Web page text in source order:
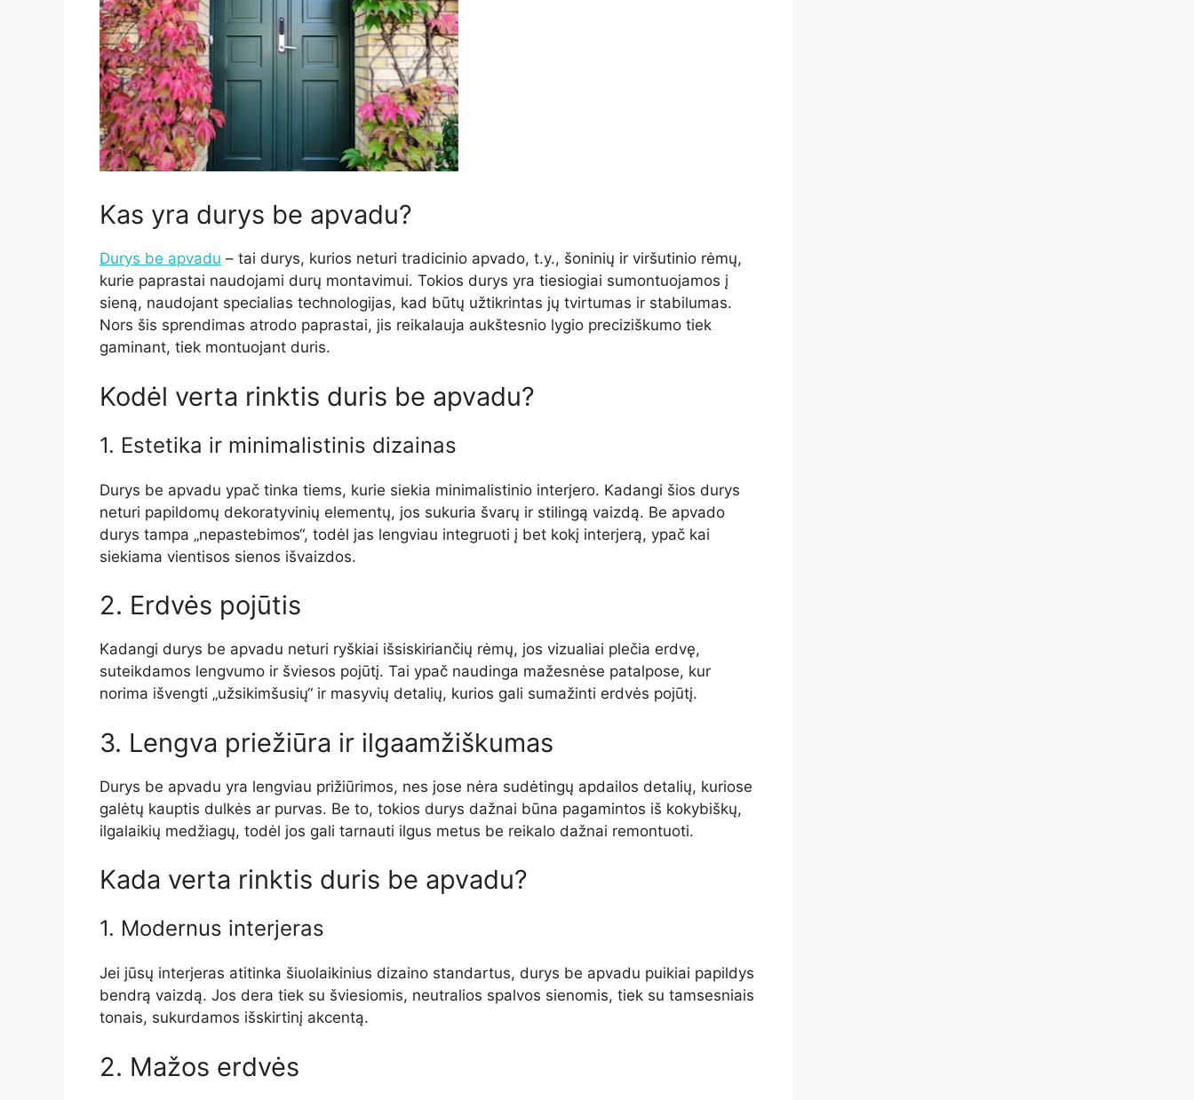
Kas yra durys be apvadu?
Durys be apvadu – tai durys, kurios neturi tradicinio apvado, t.y., šoninių ir viršutinio rėmų,
kurie paprastai naudojami durų montavimui. Tokios durys yra tiesiogiai sumontuojamos į
sieną, naudojant specialias technologijas, kad būtų užtikrintas jų tvirtumas ir stabilumas.
Nors šis sprendimas atrodo paprastai, jis reikalauja aukštesnio lygio preciziškumo tiek
gaminant, tiek montuojant duris.
Kodėl verta rinktis duris be apvadu?
1. Estetika ir minimalistinis dizainas
Durys be apvadu ypač tinka tiems, kurie siekia minimalistinio interjero. Kadangi šios durys
neturi papildomų dekoratyvinių elementų, jos sukuria švarų ir stilingą vaizdą. Be apvado
durys tampa „nepastebimos“, todėl jas lengviau integruoti į bet kokį interjerą, ypač kai
siekiama vientisos sienos išvaizdos.
2. Erdvės pojūtis
Kadangi durys be apvadu neturi ryškiai išsiskiriančių rėmų, jos vizualiai plečia erdvę,
suteikdamos lengvumo ir šviesos pojūtį. Tai ypač naudinga mažesnėse patalpose, kur
norima išvengti „užsikimšusių“ ir masyvių detalių, kurios gali sumažinti erdvės pojūtį.
3. Lengva priežiūra ir ilgaamžiškumas
Durys be apvadu yra lengviau prižiūrimos, nes jose nėra sudėtingų apdailos detalių, kuriose
galėtų kauptis dulkės ar purvas. Be to, tokios durys dažnai būna pagamintos iš kokybiškų,
ilgalaikių medžiagų, todėl jos gali tarnauti ilgus metus be reikalo dažnai remontuoti.
Kada verta rinktis duris be apvadu?
1. Modernus interjeras
Jei jūsų interjeras atitinka šiuolaikinius dizaino standartus, durys be apvadu puikiai papildys
bendrą vaizdą. Jos dera tiek su šviesiomis, neutralios spalvos sienomis, tiek su tamsesniais
tonais, sukurdamos išskirtinį akcentą.
2. Mažos erdvės